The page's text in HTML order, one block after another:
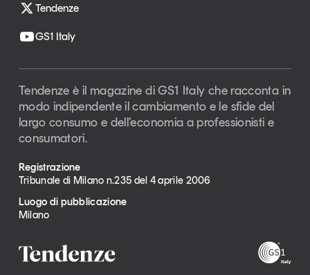
Tendenze
GS1 Italy
Tendenze è il magazine di GS1 Italy che racconta in
modo indipendente il cambiamento e le sfide del
largo consumo e dell’economia a professionisti e
consumatori.
Registrazione
Tribunale di Milano n.235 del 4 aprile 2006
Luogo di pubblicazione
Milano